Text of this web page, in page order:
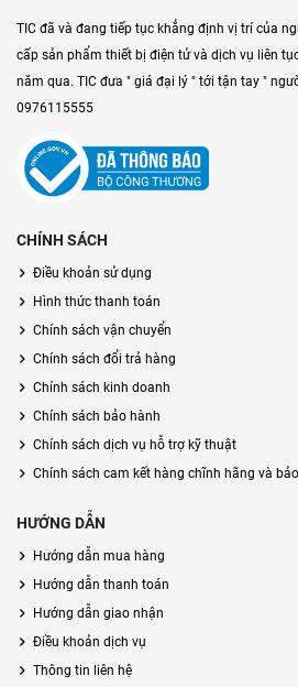
TIC đã và đang tiếp tục khẳng định vị trí của
cấp sản phẩm thiết bị điện tử và dịch vụ liên
năm qua. TIC đưa " giá đại lý " tới tận tay "
0976115555
CHÍNH SÁCH
Điều khoản sử dụng
Hình thức thanh toán
Chính sách vận chuyển
Chính sách đổi trả hàng
Chính sách kinh doanh
Chính sách bảo hành
Chính sách dịch vụ hỗ trợ kỹ thuật
Chính sách cam kết hàng chĩnh hãng và
HƯỚNG DẪN
Hướng dẫn mua hàng
Hướng dẫn thanh toán
Hướng dẫn giao nhận
Điều khoản dịch vụ
Thông tin liên hệ